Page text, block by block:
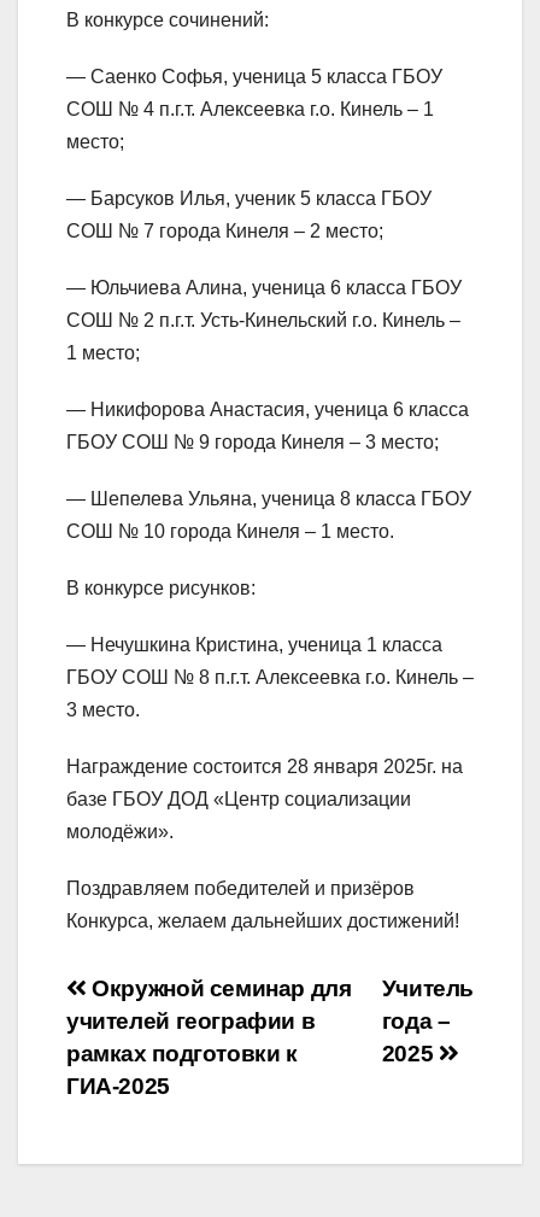
В конкурсе сочинений:
— Саенко Софья, ученица 5 класса ГБОУ
СОШ № 4 п.г.т. Алексеевка г.о. Кинель – 1
место;
— Барсуков Илья, ученик 5 класса ГБОУ
СОШ № 7 города Кинеля – 2 место;
— Юльчиева Алина, ученица 6 класса ГБОУ
СОШ № 2 п.г.т. Усть-Кинельский г.о. Кинель –
1 место;
— Никифорова Анастасия, ученица 6 класса
ГБОУ СОШ № 9 города Кинеля – 3 место;
— Шепелева Ульяна, ученица 8 класса ГБОУ
СОШ № 10 города Кинеля – 1 место.
В конкурсе рисунков:
— Нечушкина Кристина, ученица 1 класса
ГБОУ СОШ № 8 п.г.т. Алексеевка г.о. Кинель –
3 место.
Награждение состоится 28 января 2025г. на
базе ГБОУ ДОД «Центр социализации
молодёжи».
Поздравляем победителей и призёров
Конкурса, желаем дальнейших достижений!
Навигация
по
записям
Учитель
года –
2025
Окружной семинар для
учителей географии в
рамках подготовки к
ГИА-2025